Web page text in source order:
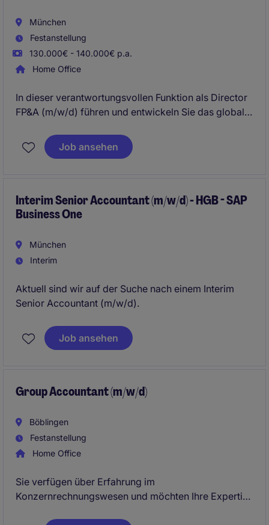
München
Festanstellung
130.000€ - 140.000€ p.a.
Home Office
In dieser verantwortungsvollen Funktion als Director
FP&A (m/w/d) führen und entwickeln Sie das globale
und FC- Planung, das Business Controlling und die
Aufbereitung und Analyse der Monatsergebnisse
Job ansehen
Interim Senior Accountant (m/w/d) - HGB - SAP
Business One
München
Interim
Aktuell sind wir auf der Suche nach einem Interim
Senior Accountant (m/w/d).
Job ansehen
Group Accountant (m/w/d)
Böblingen
Festanstellung
Home Office
Sie verfügen über Erfahrung im
Konzernrechnungswesen und möchten Ihre Expertise